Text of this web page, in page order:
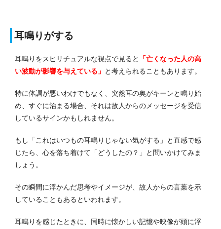
耳鳴りがする
耳鳴りをスピリチュアルな視点で見ると
「亡くなった人の高
い波動が影響を与えている」 と考えられることもあります。
特に体調が悪いわけでもなく、突然耳の奥がキーンと鳴り始
め、すぐに治まる場合、それは故人からのメッセージを受信
しているサインかもしれません。
もし「これはいつもの耳鳴りじゃない気がする」と直感で感
じたら、心を落ち着けて「どうしたの？」と問いかけてみま
しょう。
その瞬間に浮かんだ思考やイメージが、故人からの言葉を示
していることもあるといわれます。
耳鳴りを感じたときに、同時に懐かしい記憶や映像が頭に浮